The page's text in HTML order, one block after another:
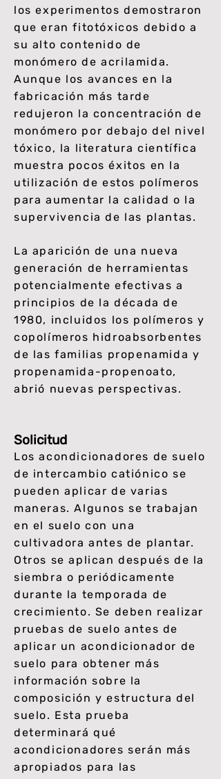
los experimentos demostraron
que eran fitotóxicos debido a
su alto contenido de
monómero de acrilamida.
Aunque los avances en la
fabricación más tarde
redujeron la concentración de
monómero por debajo del nivel
tóxico, la literatura científica
muestra pocos éxitos en la
utilización de estos polímeros
para aumentar la calidad o la
supervivencia de las plantas.
La aparición de una nueva
generación de herramientas
potencialmente efectivas a
principios de la década de
1980, incluidos los polímeros y
copolímeros hidroabsorbentes
de las familias propenamida y
propenamida-propenoato,
abrió nuevas perspectivas.
Solicitud
Los acondicionadores de suelo
de intercambio catiónico se
pueden aplicar de varias
maneras. Algunos se trabajan
en el suelo con una
cultivadora antes de plantar.
Otros se aplican después de la
siembra o periódicamente
durante la temporada de
crecimiento. Se deben realizar
pruebas de suelo antes de
aplicar un acondicionador de
suelo para obtener más
información sobre la
composición y estructura del
suelo. Esta prueba
determinará qué
acondicionadores serán más
apropiados para las